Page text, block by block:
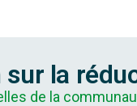
la
de la